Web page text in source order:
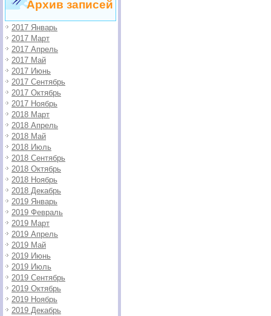
Архив записей
2017 Январь
2017 Март
2017 Апрель
2017 Май
2017 Июнь
2017 Сентябрь
2017 Октябрь
2017 Ноябрь
2018 Март
2018 Апрель
2018 Май
2018 Июль
2018 Сентябрь
2018 Октябрь
2018 Ноябрь
2018 Декабрь
2019 Январь
2019 Февраль
2019 Март
2019 Апрель
2019 Май
2019 Июнь
2019 Июль
2019 Сентябрь
2019 Октябрь
2019 Ноябрь
2019 Декабрь